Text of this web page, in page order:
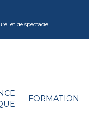
et de spectacle
FORMATION